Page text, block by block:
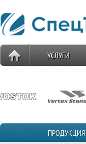
УСЛУГИ
ПРОДУКЦИЯ